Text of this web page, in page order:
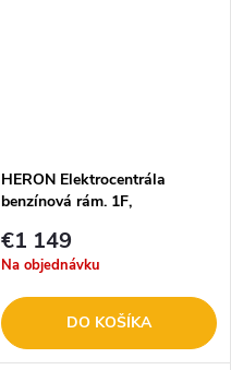
HERON Elektrocentrála
benzínová rám. 1F,
€1 149
Na objednávku
DO KOŠÍKA